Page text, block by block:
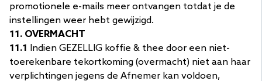
promotionele e-mails meer ontvangen totdat je de
instellingen weer hebt gewijzigd.
11. OVERMACHT
11.1 Indien GEZELLIG koffie & thee door een niet-
toerekenbare tekortkoming (overmacht) niet aan haar
verplichtingen jegens de Afnemer kan voldoen,